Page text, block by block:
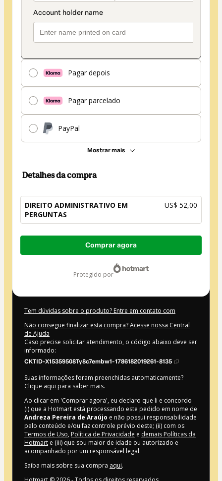
Pagar depois
Pagar parcelado
PayPal
Mostrar mais
Detalhes da compra
DIREITO ADMINISTRATIVO EM
PERGUNTAS
US$ 52,00
Total
Comprar agora
protegido por
Tem dúvidas sobre o produto? Entre em contato com
Não consegue finalizar esta compra? Acesse nossa Central
de Ajuda
Caso precise solicitar atendimento, o código abaixo deve ser
informado:
CKTID-X15359508Ty8c7embw1-1786182019261-8135
Suas informações foram preenchidas automaticamente?
Clique aqui para saber mais.
Ao clicar em 'Comprar agora', eu declaro que li e concordo
(i) que a Hotmart está processando este pedido em nome de
Andreza Pereira de Araújo e não possui responsabilidade
pelo conteúdo e/ou faz controle prévio deste; (ii) com os
Termos de Uso, Política de Privacidade e demais Políticas da
Hotmart e (iii) que sou maior de idade ou autorizado e
acompanhado por um responsável legal.
Saiba mais sobre sua compra aqui.